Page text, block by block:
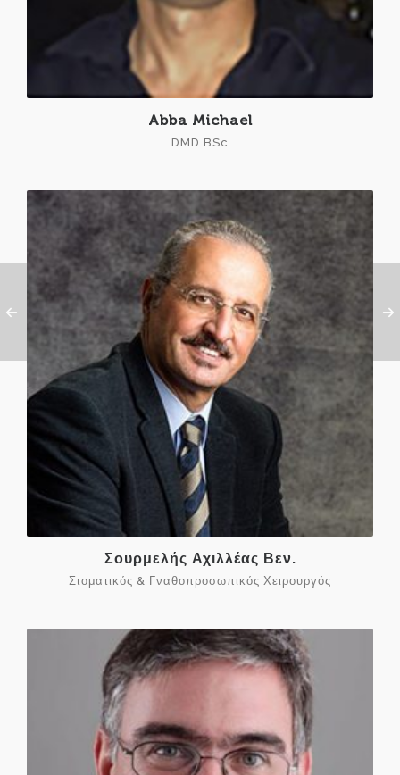
Abba Michael
DMD BSc
Σουρμελής Αχιλλέας Βεν.
Στοματικός & Γναθοπροσωπικός Χειρουργός